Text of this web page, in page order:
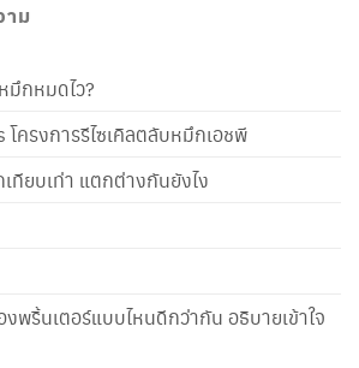
ม
มึกหมดไว?
ครงการรีไซเคิลตลับหมึกเอชพี
ยบเท่า แตกต่างกันยังไง
พริ้นเตอร์แบบไหนดีกว่ากัน อธิบายเข้าใจ